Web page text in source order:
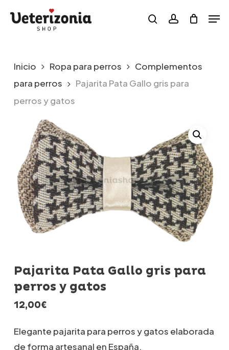
searchaccount
Inicio Ropa para perros
Complementos
para perros
Pajarita Pata Gallo gris para
perros y gatos
Pajarita Pata Gallo gris para
perros y gatos
12,00€
Elegante pajarita para perros y gatos elaborada
de forma artesanal en España.